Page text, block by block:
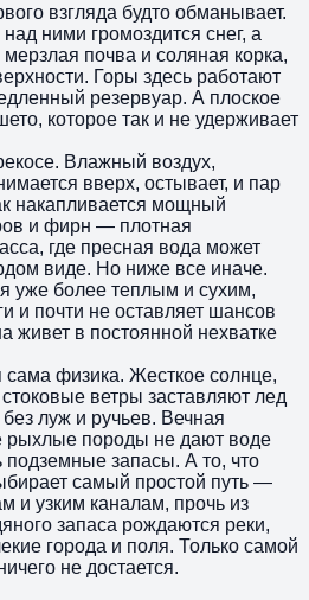
взгляда будто обманывает.
ними громоздится снег, а
почва и соляная корка,
Горы здесь работают
резервуар. А плоское
которое так и не удерживает
Влажный воздух,
вверх, остывает, и пар
накапливается мощный
и фирн — плотная
где пресная вода может
виде. Но ниже все иначе.
уже более теплым и сухим,
и почти не оставляет шансов
живет в постоянной нехватке
сама физика. Жесткое солнце,
ветры заставляют лед
луж и ручьев. Вечная
рыхлые породы не дают воде
подземные запасы. А то, что
самый простой путь —
и узким каналам, прочь из
запаса рождаются реки,
города и поля. Только самой
не достается.